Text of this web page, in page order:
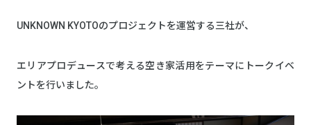
UNKNOWN KYOTOのプロジェクトを運営する三社が、
エリアプロデュースで考える空き家活用をテーマにトークイベ
ントを行いました。